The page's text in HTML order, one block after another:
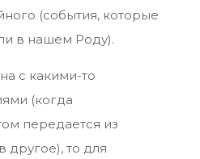
(события, которые
в нашем Роду).
с какими-то
(когда
передается из
другое), то для